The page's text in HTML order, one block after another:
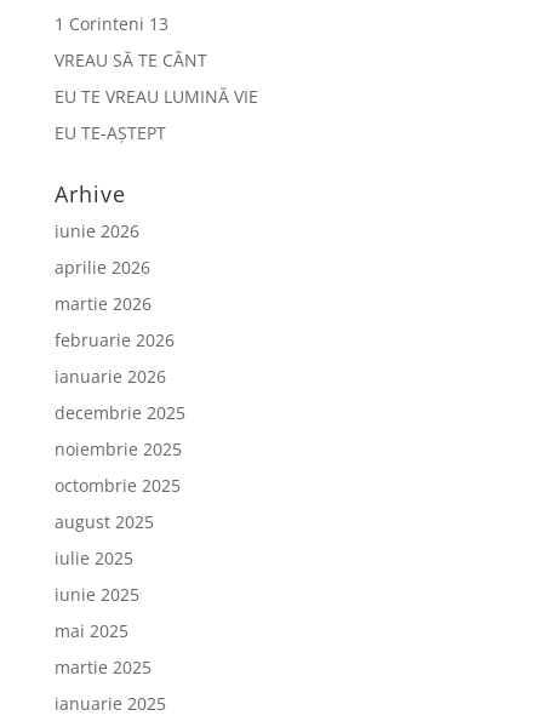
1 Corinteni 13
VREAU SĂ TE CÂNT
EU TE VREAU LUMINĂ VIE
EU TE-AȘTEPT
Arhive
iunie 2026
aprilie 2026
martie 2026
februarie 2026
ianuarie 2026
decembrie 2025
noiembrie 2025
octombrie 2025
august 2025
iulie 2025
iunie 2025
mai 2025
martie 2025
ianuarie 2025